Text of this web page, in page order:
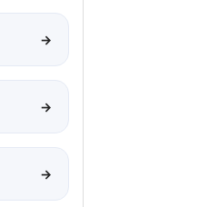
→
→
→